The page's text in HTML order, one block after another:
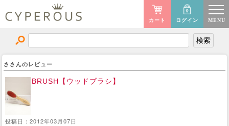
MENU
ログイン
カート
ささんのレビュー
BRUSH【ウッドブラシ】
投稿日：2012年03月07日